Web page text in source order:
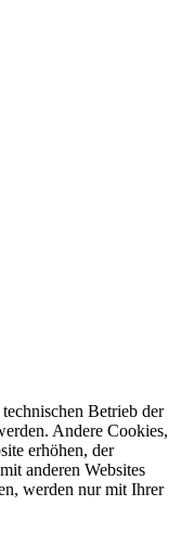
Betrieb der
Andere Cookies,
erhöhen, der
anderen Websites
werden nur mit Ihrer